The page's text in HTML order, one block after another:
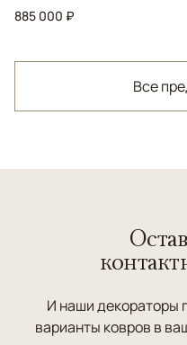
885 000 ₽
Все
И наши декораторы
варианты ковров в